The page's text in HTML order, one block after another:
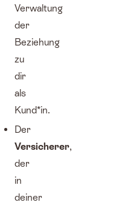
Verwaltung
der
Beziehung
zu
dir
als
Kund*in.
Der
Versicherer,
der
in
deiner